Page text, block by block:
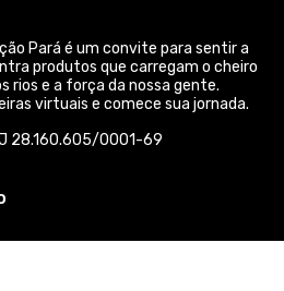
Pará é um convite para sentir a
produtos que carregam o cheiro
rios e a força da nossa gente.
virtuais e comece sua jornada.
28.160.605/0001-69